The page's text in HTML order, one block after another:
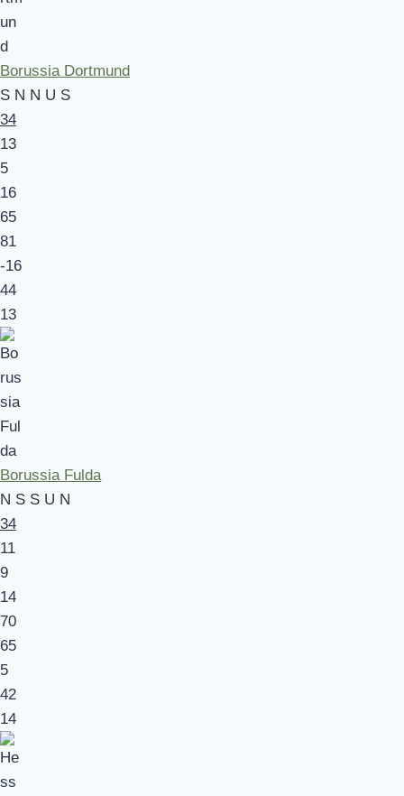
Borussia Dortmund
S N N U S
34
13
5
16
65
81
-16
44
13
Borussia Fulda
N S S U N
34
11
9
14
70
65
5
42
14